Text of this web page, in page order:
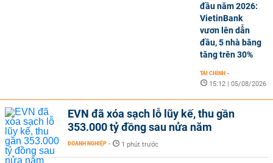
đầu năm 2026:
VietinBank
vươn lên dẫn
đầu, 5 nhà băng
tăng trên 30%
TÀI CHÍNH -
15:12 | 05/08/2026
EVN đã xóa sạch lỗ lũy kế, thu gần
353.000 tỷ đồng sau nửa năm
DOANH NGHIỆP - 1 phút trước